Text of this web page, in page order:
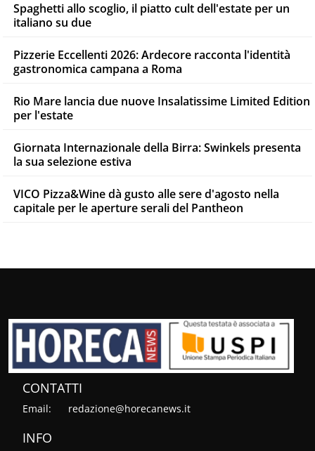
Spaghetti allo scoglio, il piatto cult dell'estate per un
italiano su due
Pizzerie Eccellenti 2026: Ardecore racconta l'identità
gastronomica campana a Roma
Rio Mare lancia due nuove Insalatissime Limited Edition
per l'estate
Giornata Internazionale della Birra: Swinkels presenta
la sua selezione estiva
VICO Pizza&Wine dà gusto alle sere d'agosto nella
capitale per le aperture serali del Pantheon
CONTATTI
Email: redazione@horecanews.it
INFO